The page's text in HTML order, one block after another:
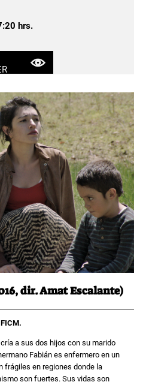
hrs.
dir. Amat Escalante)
a sus dos hijos con su marido
Fabián es enfermero en un
frágiles en regiones donde la
son fuertes. Sus vidas son